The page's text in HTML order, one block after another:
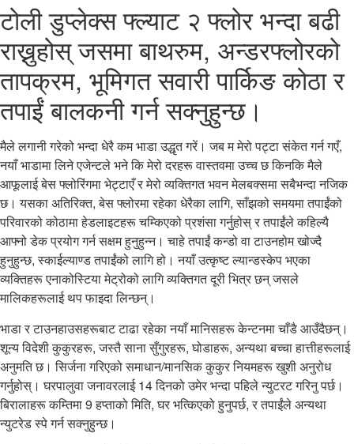
टोली डुप्लेक्स फ्ल्याट २ फ्लोर भन्दा बढी
राख्नुहोस् जसमा बाथरुम, अन्डरफ्लोरको
तापक्रम, भूमिगत सवारी पार्किङ कोठा र
तपाईं बालकनी गर्न सक्नुहुन्छ।
मैले लगानी गरेको भन्दा धेरै कम भाडा उद्धृत गरें। जब म मेरो पट्टा संकेत गर्न गएँ,
नयाँ भाडामा लिने एजेन्टले भने कि मेरो दरहरू वास्तवमा उच्च छ किनकि मैले
आफूलाई बेस फ्लोरिंगमा भेट्टाएँ र मेरो व्यक्तिगत भवन मेलबक्समा सबैभन्दा नजिक
छ। यसका अतिरिक्त, बेस फ्लोरमा रहेका धेरैका लागि, साँझको समयमा तपाईंको
परिवारको कोठामा हेडलाइटहरू चम्किएको प्रशंसा गर्नुहोस् र तपाईंले कहिल्यै
आफ्नो डेक प्रयोग गर्न सक्षम हुनुहुन्न। चाहे तपाईं कन्डो वा टाउनहोम खोज्दै
हुनुहुन्छ, स्काईल्याण्ड तपाईंको लागि हो। नयाँ उत्कृष्ट ल्यान्डस्केप भएका
व्यक्तिहरू एनाकोस्टिया मेट्रोको लागि व्यक्तिगत दूरी भित्र छन् जसले
मालिकहरूलाई थप फाइदा लिन्छन्।
भाडा र टाउनहाउसहरूबाट टाढा रहेका नयाँ मानिसहरू केन्टनमा चाँडै आउँदैछन्।
शून्य विदेशी कुकुरहरू, जस्तै साना सुँगुरहरू, घोडाहरू, अन्यथा बच्चा हात्तीहरूलाई
अनुमति छ। सिर्जना गरिएको समाधान/मानसिक कुकुर नियमहरू खुशी अनुरोध
गर्नुहोस्। घरपालुवा जनावरलाई 14 दिनको उमेर भन्दा पहिले न्युटरट गरिनु पर्छ।
बिरालाहरू कम्तिमा 9 हप्ताको मिति, घर भत्किएको हुनुपर्छ, र तपाईंले अन्यथा
न्युटरेड स्पे गर्न सक्नुहुन्छ।